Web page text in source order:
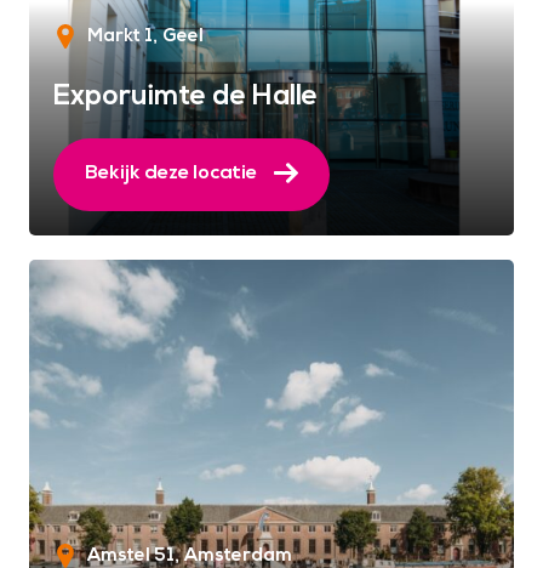
Markt 1 Geel
Exporuimte de Halle
Bekijk deze locatie
Amstel 51 Amsterdam